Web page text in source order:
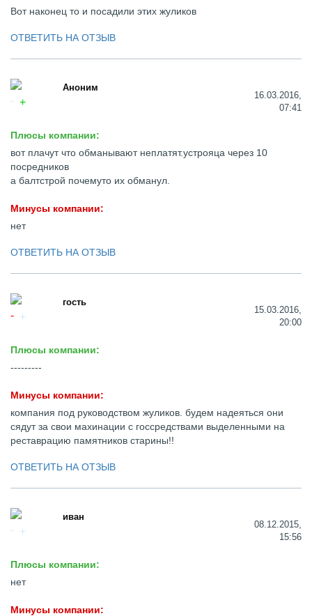
Вот наконец то и посадили этих жуликов
ОТВЕТИТЬ НА ОТЗЫВ
Аноним
16.03.2016,
07:41
Плюсы компании:
вот плачут что обманывают неплатят.устрояца через 10
посредников
а балтстрой почемуто их обманул.
Минусы компании:
нет
ОТВЕТИТЬ НА ОТЗЫВ
гость
15.03.2016,
20:00
Плюсы компании:
---------
Минусы компании:
компания под руководством жуликов. будем надеяться они
сядут за свои махинации с госсредствами выделенными на
реставрацию памятников старины!!
ОТВЕТИТЬ НА ОТЗЫВ
иван
08.12.2015,
15:56
Плюсы компании:
нет
Минусы компании: